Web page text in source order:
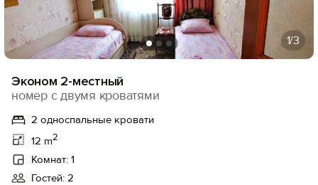
1/3
Эконом 2-местный
номер с двумя кроватями
2 односпальные кровати
12 m2
Комнат: 1
Гостей: 2